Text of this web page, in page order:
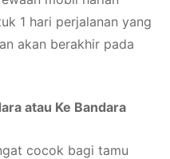
1 hari perjalanan yang
akan berakhir pada
atau Ke Bandara
cocok bagi tamu